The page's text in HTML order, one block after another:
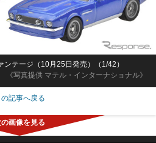
《写真提供 マテル・インターナショナル》
テージ（10月25日発売）（1/42）
の記事へ戻る